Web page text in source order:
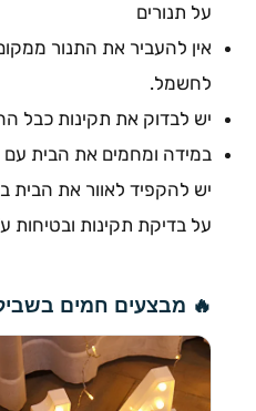
על תנורים
אין להעביר את התנור
לחשמל.
יש לבדוק את תקינות כבל
במידה ומחמים את הבית עם
יש להקפיד לאוור את הבית
על בדיקת תקינות ובטיחות
🔥 מבצעים חמים